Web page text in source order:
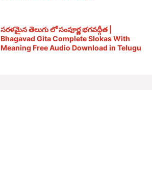
సరళమైన తెలుగు లో సంపూర్ణ భగవద్గీత |
Bhagavad Gita Complete Slokas With
Meaning Free Audio Download in Telugu